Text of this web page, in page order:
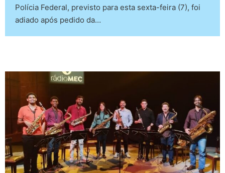
Polícia Federal, previsto para esta sexta-feira (7), foi
adiado após pedido da…